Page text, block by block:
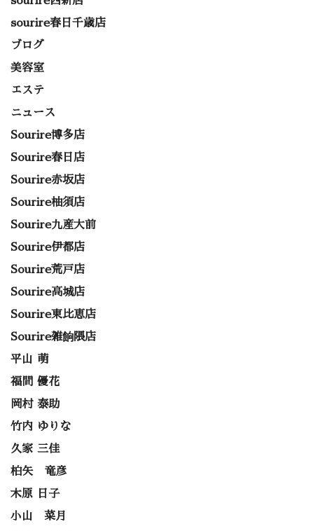
sourire春日千歳店
ブログ
美容室
エステ
ニュース
Sourire博多店
Sourire春日店
Sourire赤坂店
Sourire柚須店
Sourire九産大前
Sourire伊都店
Sourire荒戸店
Sourire高城店
Sourire東比恵店
Sourire雑餉隈店
平山 萌
福間 優花
岡村 泰助
竹内 ゆりな
久家 三佳
柏矢 竜彦
木原 日子
小山 菜月